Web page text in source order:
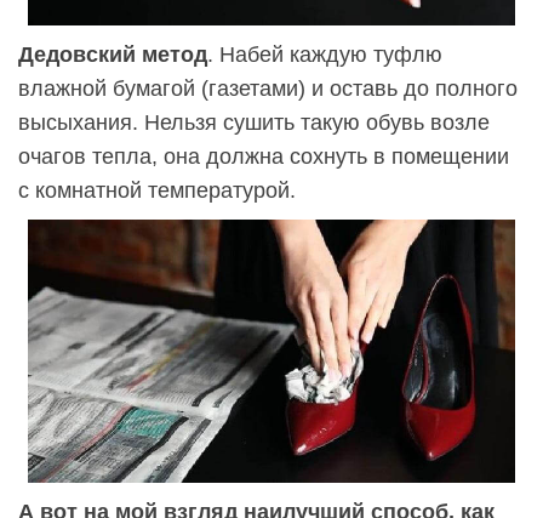
Дедовский метод. Набей каждую туфлю
влажной бумагой (газетами) и оставь до полного
высыхания. Нельзя сушить такую обувь возле
очагов тепла, она должна сохнуть в помещении
с комнатной температурой.
А вот на мой взгляд наилучший способ, как